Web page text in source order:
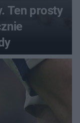
Ten prosty